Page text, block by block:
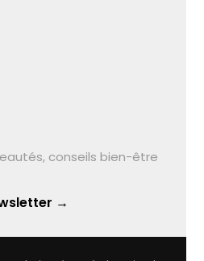
conseils bien-être
→